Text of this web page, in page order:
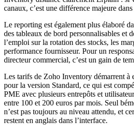
canaux, c’est une différence majeure
Le reporting est également plus élaboré
des tableaux de bord personnalisables et
l’emploi sur la rotation des stocks, les
performance fournisseur. Pour un
directeur commercial, c’est un gain de
Les tarifs de Zoho Inventory démarrent à
pour la version Standard, ce qui est
PME avec plusieurs entrepôts et
entre 100 et 200 euros par mois. Seul
n’est pas toujours au niveau attendu, et
restent en anglais dans l’interface.